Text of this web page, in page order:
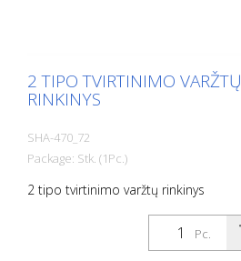
2 TIPO TVIRTINIMO VARŽTŲ
RINKINYS
SHA-470_72
Package: Stk. (1Pc.)
2 tipo tvirtinimo varžtų rinkinys
Pc.